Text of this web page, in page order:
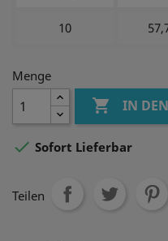
10
Menge
 IN
 Sofort Lieferbar
Teilen